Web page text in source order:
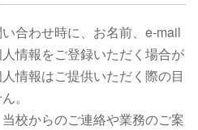
合わせ時に、お名前、e-mail
情報をご登録いただく場合が
情報はご提供いただく際の目
。
校からのご連絡や業務のご案